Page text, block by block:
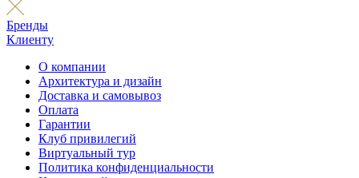
Бренды
Клиенту
О компании
Архитектура и дизайн
Доставка и самовывоз
Оплата
Гарантии
Клуб привилегий
Виртуальный тур
Политика конфиденциальности